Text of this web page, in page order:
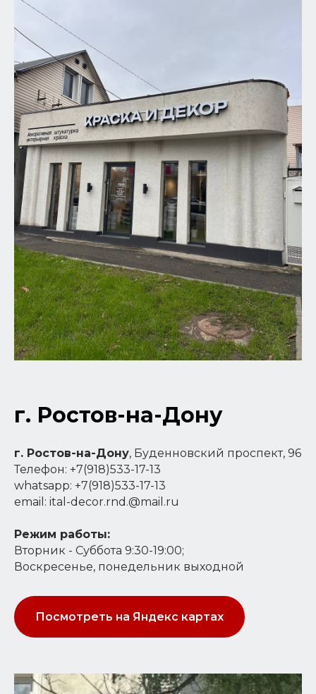
г. Ростов-на-Дону
г. Ростов-на-Дону, Буденновский проспект, 96
Телефон: +7(918)533-17-13
whatsapp: +7(918)533-17-13
email: ital-decor.rnd.@mail.ru
Режим работы:
Вторник - Суббота 9:30-19:00;
Воскресенье, понедельник выходной
Посмотреть на Яндекс картах